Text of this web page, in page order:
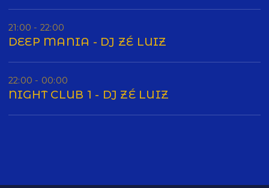
21:00 - 22:00
DEEP MANIA - DJ ZÉ LUIZ
22:00 - 00:00
NIGHT CLUB 1 - DJ ZÉ LUIZ